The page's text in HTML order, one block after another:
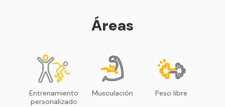
Áreas
Entrenamiento
personalizado
Musculación Peso libre